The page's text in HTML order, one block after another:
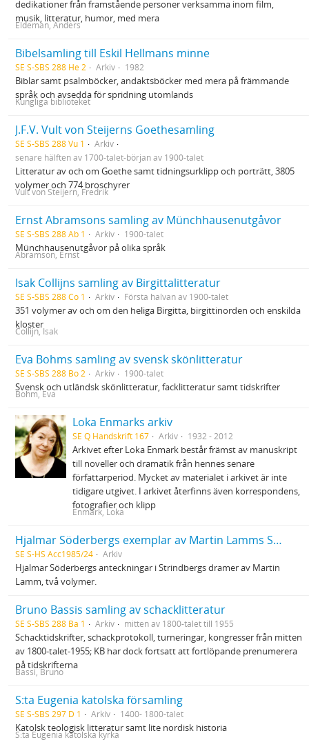
dedikationer från framstående personer verksamma inom film,
musik, litteratur, humor, med mera
Eldeman, Anders
Bibelsamling till Eskil Hellmans minne
SE S-SBS 288 He 2 Arkiv 1982
Biblar samt psalmböcker, andaktsböcker med mera på främmande
språk och avsedda för spridning utomlands
Kungliga biblioteket
J.F.V. Vult von Steijerns Goethesamling
SE S-SBS 288 Vu 1
Arkiv
senare hälften av 1700-talet-början av 1900-talet
Litteratur av och om Goethe samt tidningsurklipp och porträtt, 3805
volymer och 774 broschyrer
Vult von Steijern, Fredrik
Ernst Abramsons samling av Münchhausenutgåvor
SE S-SBS 288 Ab 1 Arkiv 1900-talet
Münchhausenutgåvor på olika språk
Abramson, Ernst
Isak Collijns samling av Birgittalitteratur
SE S-SBS 288 Co 1 Arkiv Första halvan av 1900-talet
351 volymer av och om den heliga Birgitta, birgittinorden och enskilda
kloster
Collijn, Isak
Eva Bohms samling av svensk skönlitteratur
SE S-SBS 288 Bo 2 Arkiv 1900-talet
Svensk och utländsk skönlitteratur, facklitteratur samt tidskrifter
Bohm, Eva
Loka Enmarks arkiv
SE Q Handskrift 167 Arkiv 1932 - 2012
Arkivet efter Loka Enmark består främst av manuskript
till noveller och dramatik från hennes senare
författarperiod. Mycket av materialet i arkivet är inte
tidigare utgivet. I arkivet återfinns även korrespondens,
fotografier och klipp
Enmark, Loka
Hjalmar Söderbergs exemplar av Martin Lamms Strindbergs dramer
SE S-HS Acc1985/24 Arkiv
Hjalmar Söderbergs anteckningar i Strindbergs dramer av Martin
Lamm, två volymer.
Bruno Bassis samling av schacklitteratur
SE S-SBS 288 Ba 1 Arkiv mitten av 1800-talet till 1955
Schacktidskrifter, schackprotokoll, turneringar, kongresser från mitten
av 1800-talet-1955; KB har dock fortsatt att fortlöpande prenumerera
på tidskrifterna
Bassi, Bruno
S:ta Eugenia katolska församling
SE S-SBS 297 D 1 Arkiv 1400- 1800-talet
Katolsk teologisk litteratur samt lite nordisk historia
S:ta Eugenia katolska kyrka